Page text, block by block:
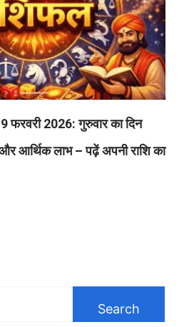
2026: गुरुवार का दिन
आर्थिक लाभ – पढ़ें अपनी राशि का